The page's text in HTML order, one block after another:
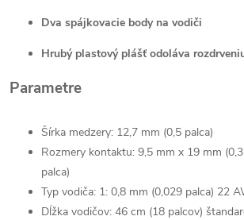
Dva spájkovacie body na vodiči
Hrubý plastový plášť odoláva
Parametre
Šírka medzery: 12,7 mm (0,5 palca)
Rozmery kontaktu: 9,5 mm x 19 mm
palca)
Typ vodiča: 1: 0,8 mm (0,029 palca) 22
Dĺžka vodičov: 46 cm (18 palcov)